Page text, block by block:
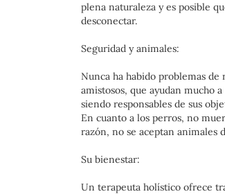
plena naturaleza y es posible
desconectar.
Seguridad y animales:
Nunca ha habido problemas
amistosos, que ayudan mucho
siendo responsables de sus
En cuanto a los perros, no
razón, no se aceptan animales
Su bienestar:
Un terapeuta holístico ofrece